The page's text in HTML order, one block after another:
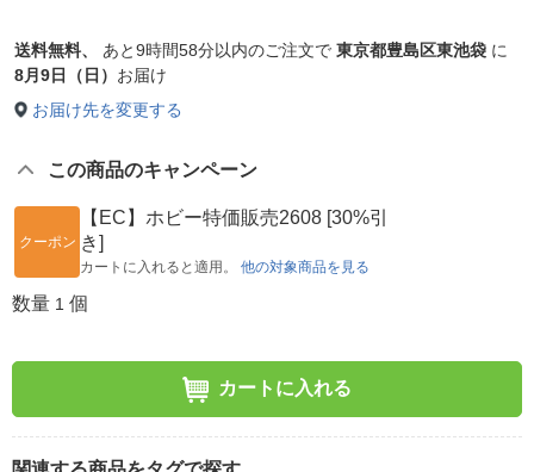
送料無料、 あと9時間58分以内のご注文で 東京都豊島区東池袋 に
8月9日（日） お届け
お届け先を変更する
この商品のキャンペーン
クーポン
【EC】ホビー特価販売2608 [30%引
き]
カートに入れると適用。 他の対象商品を見る
数量 1 個
カートに入れる